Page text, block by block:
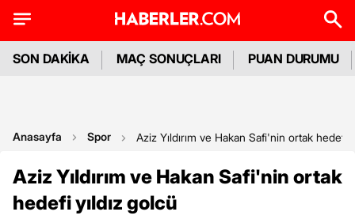
SON DAKİKA MAÇ SONUÇLARI PUAN DURUMU
Anasayfa Spor Aziz Yıldırım ve Hakan Safi'nin ortak hedefi
Aziz Yıldırım ve Hakan Safi'nin ortak
hedefi yıldız golcü